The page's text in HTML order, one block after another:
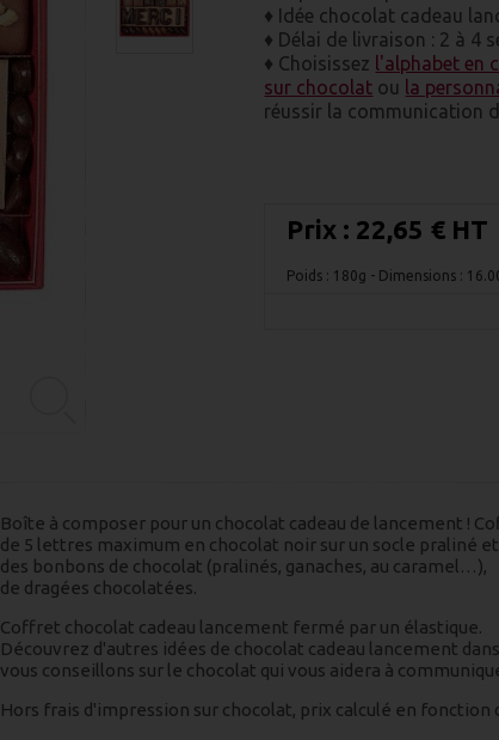
♦ Idée chocolat cadeau
♦ Délai de livraison : 2 à 4
♦ Choisissez l'alphabet en
sur chocolat ou la
réussir la communication
Prix : 22,65 € HT
Poids : 180g - Dimensions :
Boîte à composer pour un chocolat cadeau de lancement !
de 5 lettres maximum en chocolat noir sur un socle praliné et
des bonbons de chocolat (pralinés, ganaches, au caramel…),
de dragées chocolatées.
Coffret chocolat cadeau lancement fermé par un élastique.
Découvrez d'autres idées de chocolat cadeau lancement dans
vous conseillons sur le chocolat qui vous aidera à
Hors frais d'impression sur chocolat, prix calculé en fonction